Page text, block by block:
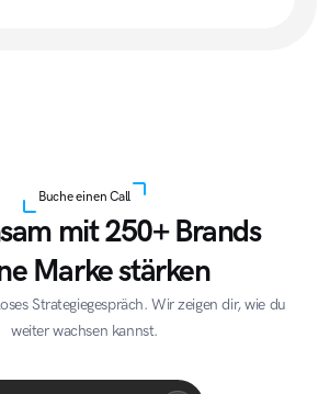
Buche einen Call
mit 250+ Brands
Marke stärken
Strategiegespräch. Wir zeigen dir, wie du
weiter wachsen kannst.